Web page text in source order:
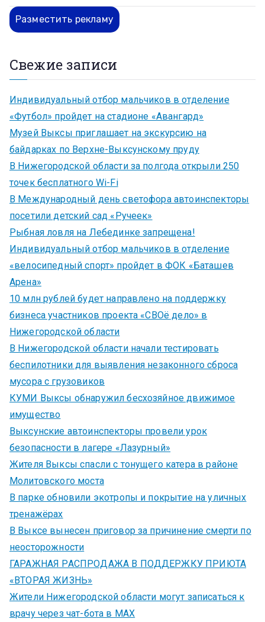
Разместить рекламу
Свежие записи
Индивидуальный отбор мальчиков в отделение
«Футбол» пройдет на стадионе «Авангард»
Музей Выксы приглашает на экскурсию на
байдарках по Верхне-Выксунскому пруду
В Нижегородской области за полгода открыли 250
точек бесплатного Wi-Fi
В Международный день светофора автоинспекторы
посетили детский сад «Ручеек»
Рыбная ловля на Лебединке запрещена!
Индивидуальный отбор мальчиков в отделение
«велосипедный спорт» пройдет в ФОК «Баташев
Арена»
10 млн рублей будет направлено на поддержку
бизнеса участников проекта «СВОё дело» в
Нижегородской области
В Нижегородской области начали тестировать
беспилотники для выявления незаконного сброса
мусора с грузовиков
КУМИ Выксы обнаружил бесхозяйное движимое
имущество
Выксунские автоинспекторы провели урок
безопасности в лагере «Лазурный»
Жителя Выксы спасли с тонущего катера в районе
Молитовского моста
В парке обновили экотропы и покрытие на уличных
тренажёрах
В Выксе вынесен приговор за причинение смерти по
неосторожности
ГАРАЖНАЯ РАСПРОДАЖА В ПОДДЕРЖКУ ПРИЮТА
«ВТОРАЯ ЖИЗНЬ»
Жители Нижегородской области могут записаться к
врачу через чат-бота в MAX